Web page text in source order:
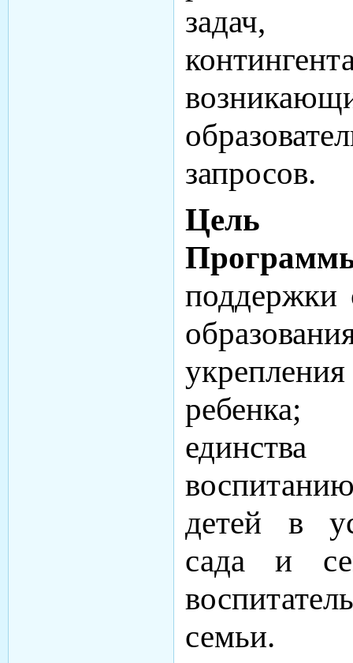
задач,
запросов.
Цель
поддержки
детей в
сада и
семьи.